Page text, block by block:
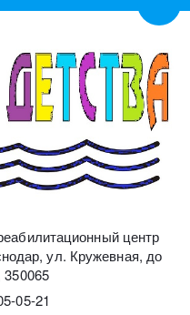
центр
,ул. Кружевная, до
350065
05-21